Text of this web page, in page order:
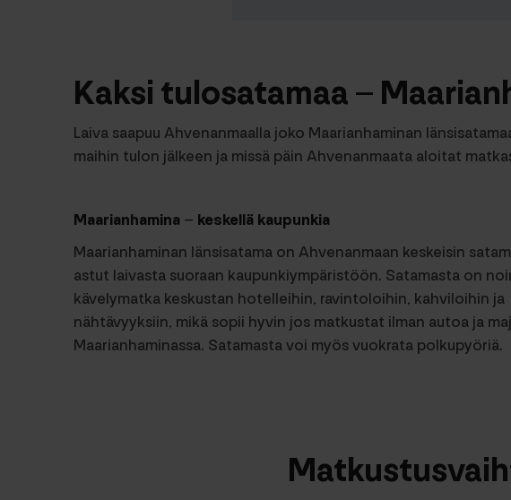
Kaksi tulosatamaa –
Laiva saapuu Ahvenanmaalla joko Maarianhaminan
maihin tulon jälkeen ja missä päin Ahvenanmaata aloitat
Maarianhamina – keskellä kaupunkia
Maarianhaminan länsisatama on Ahvenanmaan keskeisin
astut laivasta suoraan kaupunkiympäristöön. Satamasta on
kävelymatka keskustan hotelleihin, ravintoloihin, kahviloihin ja
nähtävyyksiin, mikä sopii hyvin jos matkustat ilman autoa ja
Maarianhaminassa. Satamasta voi myös vuokrata polkupyöriä.